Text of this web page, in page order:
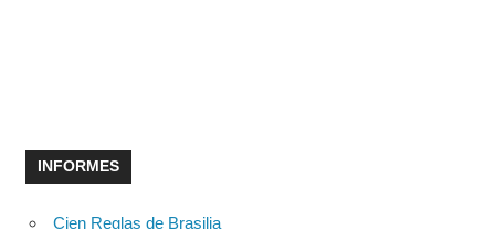
INFORMES
Cien Reglas de Brasilia